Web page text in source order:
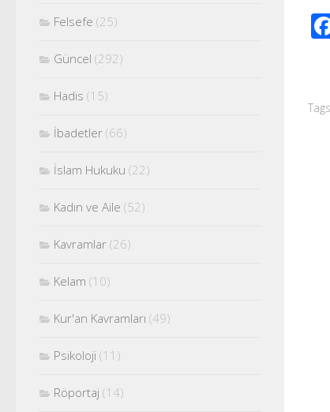
Felsefe (25)
Güncel (292)
Hadis (15)
İbadetler (66)
İslam Hukuku (22)
Kadın ve Aile (52)
Kavramlar (26)
Kelam (10)
Kur'an Kavramları (49)
Psikoloji (11)
Röportaj (14)